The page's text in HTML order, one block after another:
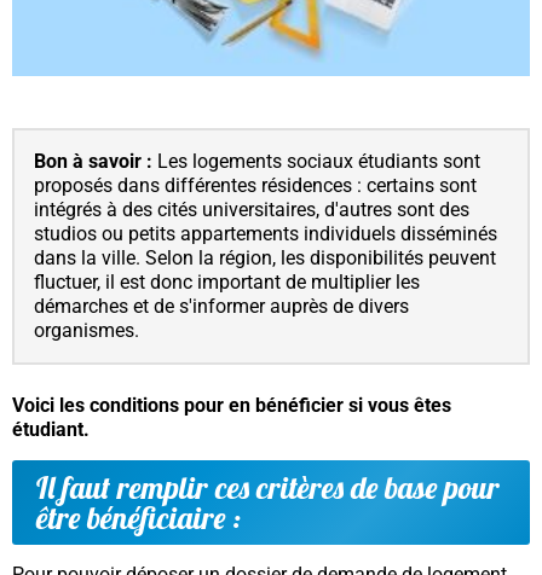
Bon à savoir : Les logements sociaux étudiants sont
proposés dans différentes résidences : certains sont
intégrés à des cités universitaires, d'autres sont des
studios ou petits appartements individuels disséminés
dans la ville. Selon la région, les disponibilités peuvent
fluctuer, il est donc important de multiplier les
démarches et de s'informer auprès de divers
organismes.
Voici les conditions pour en bénéficier si vous êtes
étudiant.
Il faut remplir ces critères de base pour
être bénéficiaire :